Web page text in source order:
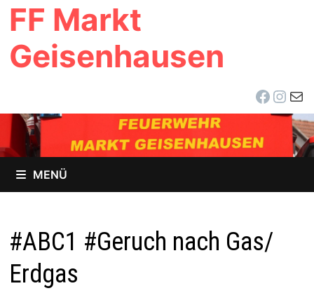
Zum
Inhalt
springen
FF Markt
Geisenhausen
E-
MENÜ
#ABC1 #Geruch nach Gas/
Erdgas